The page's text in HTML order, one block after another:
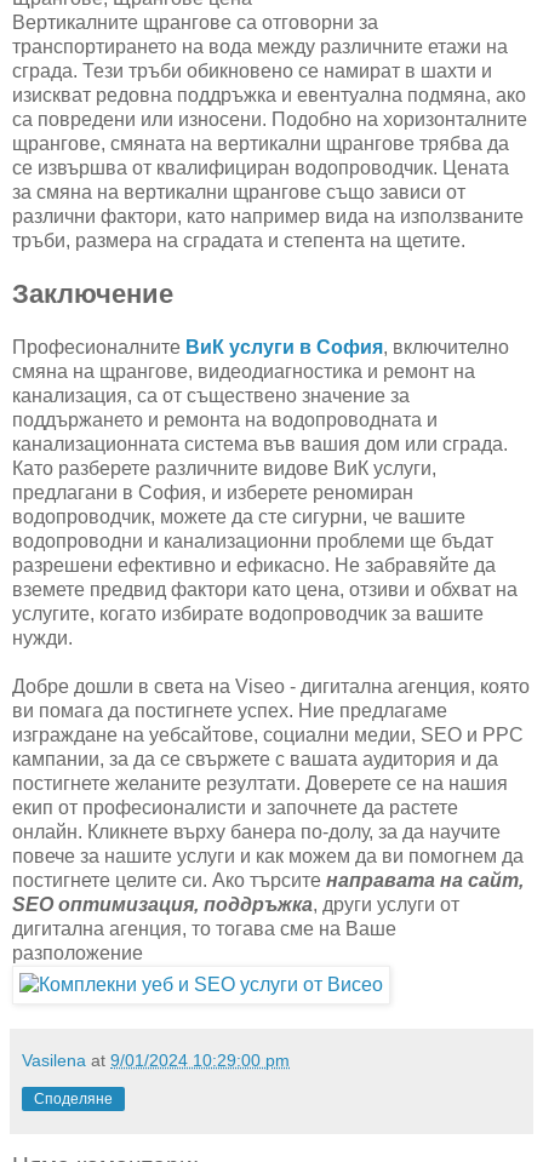
Вертикалните щрангове са отговорни за
транспортирането на вода между различните етажи на
сграда. Тези тръби обикновено се намират в шахти и
изискват редовна поддръжка и евентуална подмяна, ако
са повредени или износени. Подобно на хоризонталните
щрангове, смяната на вертикални щрангове трябва да
се извършва от квалифициран водопроводчик. Цената
за смяна на вертикални щрангове също зависи от
различни фактори, като например вида на използваните
тръби, размера на сградата и степента на щетите.
Заключение
Професионалните ВиК услуги в София, включително
смяна на щрангове, видеодиагностика и ремонт на
канализация, са от съществено значение за
поддържането и ремонта на водопроводната и
канализационната система във вашия дом или сграда.
Като разберете различните видове ВиК услуги,
предлагани в София, и изберете реномиран
водопроводчик, можете да сте сигурни, че вашите
водопроводни и канализационни проблеми ще бъдат
разрешени ефективно и ефикасно. Не забравяйте да
вземете предвид фактори като цена, отзиви и обхват на
услугите, когато избирате водопроводчик за вашите
нужди.
Добре дошли в света на Viseo - дигитална агенция, която
ви помага да постигнете успех. Ние предлагаме
изграждане на уебсайтове, социални медии, SEO и PPC
кампании, за да се свържете с вашата аудитория и да
постигнете желаните резултати. Доверете се на нашия
екип от професионалисти и започнете да растете
онлайн. Кликнете върху банера по-долу, за да научите
повече за нашите услуги и как можем да ви помогнем да
постигнете целите си. Ако търсите направата на сайт,
SEO оптимизация, поддръжка, други услуги от
дигитална агенция, то тогава сме на Ваше
разположение
Vasilena at 9/01/2024 10:29:00 pm
Споделяне